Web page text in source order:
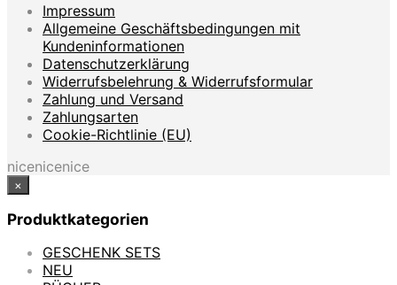
Impressum
Allgemeine Geschäftsbedingungen mit
Kundeninformationen
Datenschutzerklärung
Widerrufsbelehrung & Widerrufsformular
Zahlung und Versand
Zahlungsarten
Cookie-Richtlinie (EU)
nicenicenice
×
Produktkategorien
GESCHENK SETS
NEU